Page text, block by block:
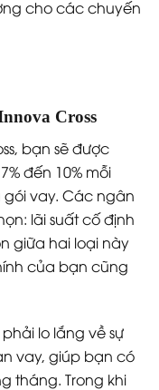
cho các chuyến
Cross
bạn sẽ được
đến 10% mỗi
vay. Các ngân
lãi suất cố định
giữa hai loại này
của bạn cũng
lo lắng về sự
vay, giúp bạn có
tháng. Trong khi